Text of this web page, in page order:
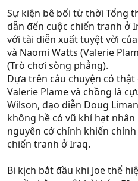
Sự kiện bê bối từ thời Tổng
dẫn đến cuộc chiến tranh ở
với tài diễn xuất tuyệt vời
và Naomi Watts (Valerie
(Trò chơi sòng phẳng).
Dựa trên câu chuyện có
Valerie Plame và chồng là
Wilson, đạo diễn Doug
không hề có vũ khí hạt
nguyên cớ chính khiến
chiến tranh ở Iraq.
Bi kịch bắt đầu khi Joe thể